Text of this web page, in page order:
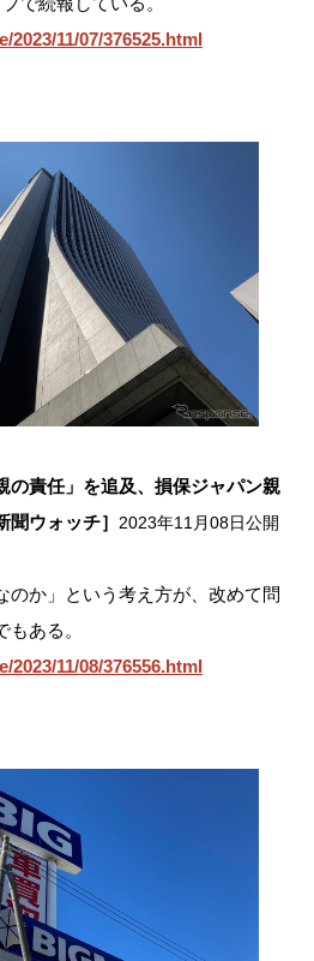
11/07/376525.html
の責任」を追及、損保ジャパン親
ウォッチ］ 2023年11月08日公開
のか」という考え方が、改めて問
ある。
11/08/376556.html